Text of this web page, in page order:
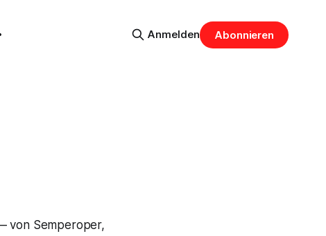
Anmelden Abonnieren
von Semperoper,